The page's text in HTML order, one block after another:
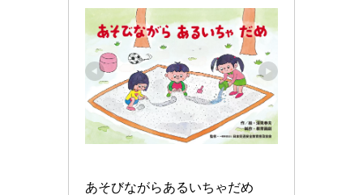
あそびながらあるいちゃだめ